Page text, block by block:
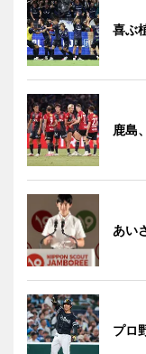
喜ぶ
鹿島
あい
プロ